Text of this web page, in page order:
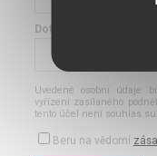
Dotaz k výrobku
Uvedené osobní údaje
vyřízení zasílaného
tento účel není souhlas
Beru na vědomí